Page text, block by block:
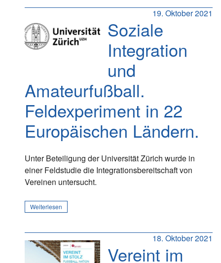
19. Oktober 2021
Soziale
Integration
und
Amateurfußball.
Feldexperiment in 22
Europäischen Ländern.
Unter Beteiligung der Universität Zürich wurde in
einer Feldstudie die Integrationsbereitschaft von
Vereinen untersucht.
Weiterlesen
18. Oktober 2021
Vereint im